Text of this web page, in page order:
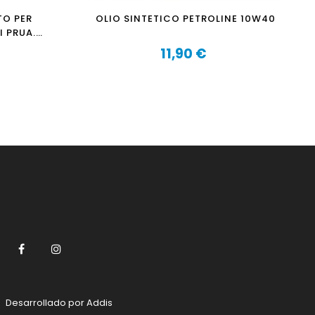
PER
PRUA.
OLIO SINTETICO PETROLINE 10W40
Prezzo
11,90 €
Facebook
Desarrollado porAddis